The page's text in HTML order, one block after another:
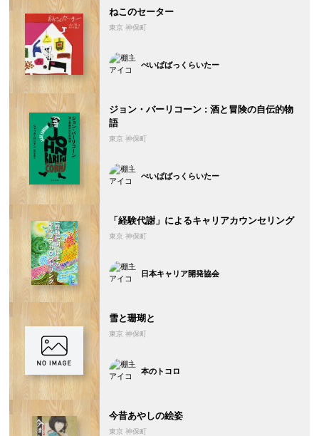
ねこのセーター
東京 神保町
ぺいぱばっくらいたー
ジョン・バーリコーン : 酒と冒険の自伝的物
語
東京 神保町
ぺいぱばっくらいたー
「経験代謝」によるキャリアカウンセリング
東京 神保町
日本キャリア開発協会
雪と珊瑚と
東京 神保町
本のトコロ
今昔あやしの絵姿
東京 神保町